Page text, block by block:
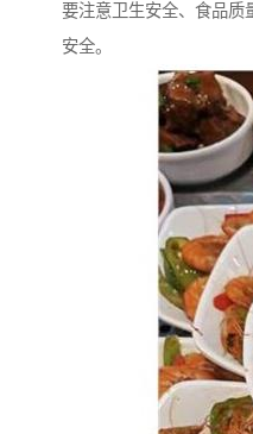
要注意卫生安全、食品质
安全。